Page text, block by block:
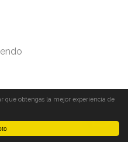
que obtengas la mejor experiencia de